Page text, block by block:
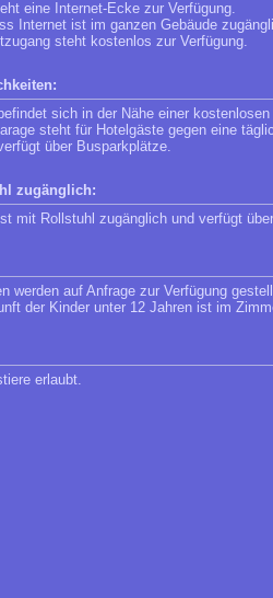
eine Internet-Ecke zur Verfügung.
Internet ist im ganzen Gebäude
steht kostenlos zur Verfügung.
sich in der Nähe einer
steht für Hotelgäste gegen eine
über Busparkplätze.
zugänglich:
mit Rollstuhl zugänglich und verfügt
werden auf Anfrage zur Verfügung
der Kinder unter 12 Jahren ist im
erlaubt.